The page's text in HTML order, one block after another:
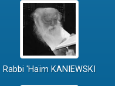
Rabbi 'Haïm KANIEWSKI